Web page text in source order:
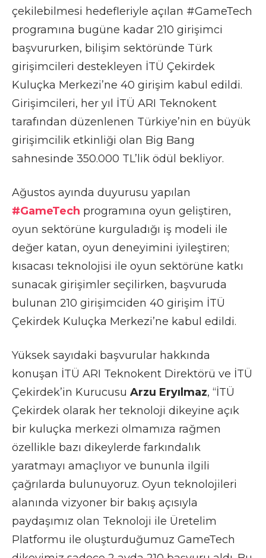
çekilebilmesi hedefleriyle açılan #GameTech
programına bugüne kadar 210 girişimci
başvururken, bilişim sektöründe Türk
girişimcileri destekleyen İTÜ Çekirdek
Kuluçka Merkezi’ne 40 girişim kabul edildi.
Girişimcileri, her yıl İTÜ ARI Teknokent
tarafından düzenlenen Türkiye’nin en büyük
girişimcilik etkinliği olan Big Bang
sahnesinde 350.000 TL’lik ödül bekliyor.
Ağustos ayında duyurusu yapılan
#GameTech programına oyun geliştiren,
oyun sektörüne kurguladığı iş modeli ile
değer katan, oyun deneyimini iyileştiren;
kısacası teknolojisi ile oyun sektörüne katkı
sunacak girişimler seçilirken, başvuruda
bulunan 210 girişimciden 40 girişim İTÜ
Çekirdek Kuluçka Merkezi’ne kabul edildi.
Yüksek sayıdaki başvurular hakkında
konuşan İTÜ ARI Teknokent Direktörü ve İTÜ
Çekirdek’in Kurucusu Arzu Eryılmaz, “İTÜ
Çekirdek olarak her teknoloji dikeyine açık
bir kuluçka merkezi olmamıza rağmen
özellikle bazı dikeylerde farkındalık
yaratmayı amaçlıyor ve bununla ilgili
çağrılarda bulunuyoruz. Oyun teknolojileri
alanında vizyoner bir bakış açısıyla
paydaşımız olan Teknoloji ile Üretelim
Platformu ile oluşturduğumuz GameTech